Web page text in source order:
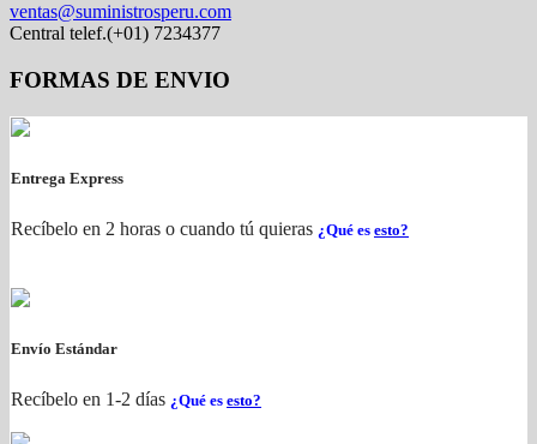
ventas@suministrosperu.com
Central telef.(+01) 7234377
FORMAS DE ENVIO
Entrega Express
Recíbelo en 2 horas o cuando tú quieras ¿Qué es esto?
Envío Estándar
Recíbelo en 1-2 días ¿Qué es esto?